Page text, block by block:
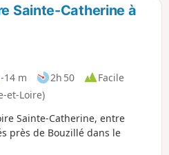
Sainte-Catherine à
-14 m 2h 50
Facile
et-Loire)
Sainte-Catherine, entre
près de Bouzillé dans le